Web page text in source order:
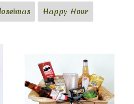
PRODUTOS (0)
Happy Hour